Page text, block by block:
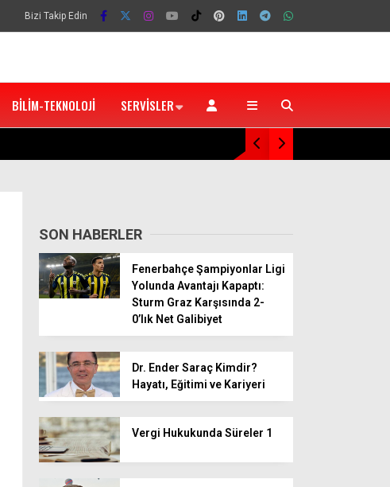
Bizi Takip Edin
BILIM-TEKNOLOJI SERVISLER
Trabzonspor’un Avrupa Ligi Play-Off
SON HABERLER
Fenerbahçe Şampiyonlar Ligi
Yolunda Avantajı Kapaptı:
Sturm Graz Karşısında 2-
0’lık Net Galibiyet
Dr. Ender Saraç Kimdir?
Hayatı, Eğitimi ve Kariyeri
Vergi Hukukunda Süreler 1